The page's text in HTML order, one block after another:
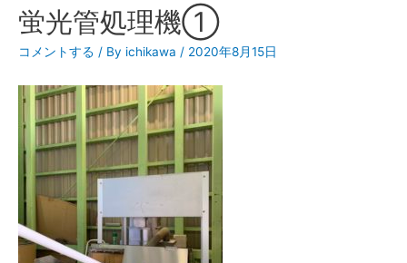
蛍光管処理機①
コメントする / By ichikawa / 2020年8月15日